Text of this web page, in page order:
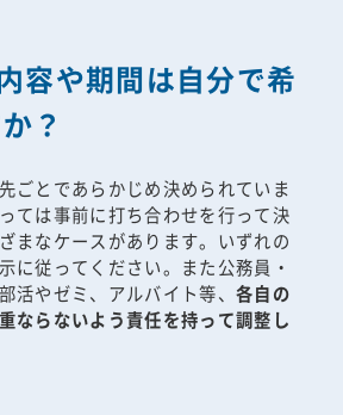
容や期間は自分で希
？
ごとであらかじめ決められていま
ては事前に打ち合わせを行って決
まなケースがあります。いずれの
に従ってください。また公務員・
活やゼミ、アルバイト等、 各自の
ならないよう責任を持って調整し